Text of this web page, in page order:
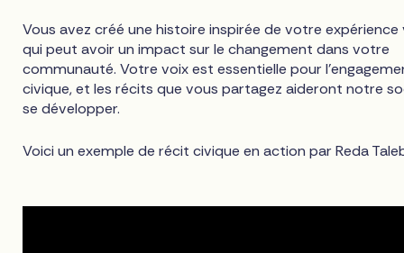
Vous avez créé une histoire inspirée de votre expérience
qui peut avoir un impact sur le changement dans votre
communauté. Votre voix est essentielle pour
civique, et les récits que vous partagez aideront notre
se développer.
Voici un exemple de récit civique en action par Reda